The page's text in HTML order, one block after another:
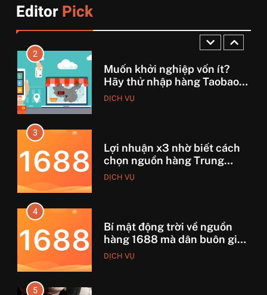
EditorPick
2
Muốn khởi nghiệp vốn ít?
Hãy thử nhập hàng Taobao –
Từ hai bàn tay trắng đến
tháng lời 20 triệu
DỊCH VỤ
3
Lợi nhuận x3 nhờ biết cách
chọn nguồn hàng Trung
Quốc chuẩn
DỊCH VỤ
4
Bí mật động trời về nguồn
hàng 1688 mà dân buôn giấu
nhẹm!
DỊCH VỤ
5